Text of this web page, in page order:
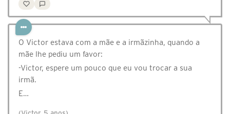
O Victor estava com a mãe e a irmãzinha, quando a
mãe lhe pediu um favor:
-Victor, espere um pouco que eu vou trocar a sua
irmã.
E…